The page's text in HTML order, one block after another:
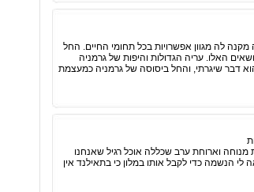
לה מגוון אפשרויות בכל תחומי החיים. החל
האלו. עריה הגדולות והיפות של גרמניה
בשנה, ומאז נפילת החומה בשנת 1990 הביטחון הוא דבר שיגרתי, והחל ביסוסה של גרמניה כמעצמת
וארוחת ערב שכללה אוכל רגיל שאנחנו
הנשמה כדי לקבל אותו במלון כי בתאילנד אין